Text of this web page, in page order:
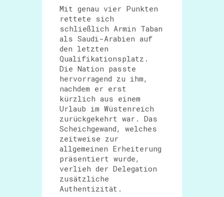
Mit genau vier Punkten
rettete sich
schließlich Armin Taban
als Saudi-Arabien auf
den letzten
Qualifikationsplatz.
Die Nation passte
hervorragend zu ihm,
nachdem er erst
kürzlich aus einem
Urlaub im Wüstenreich
zurückgekehrt war. Das
Scheichgewand, welches
zeitweise zur
allgemeinen Erheiterung
präsentiert wurde,
verlieh der Delegation
zusätzliche
Authentizität.